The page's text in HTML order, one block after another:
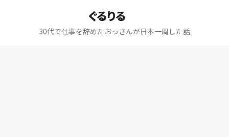
ぐるりる
30代で仕事を辞めたおっさんが日本一周した話